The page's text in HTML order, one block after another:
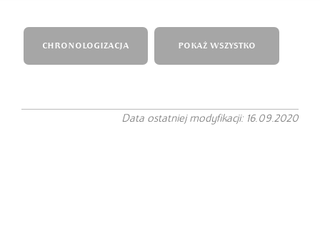
CHRONOLOGIZACJA POKAŻ WSZYSTKO
Data ostatniej modyfikacji: 16.09.2020